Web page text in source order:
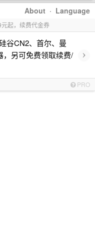
About · Language
起，续费代金券
谷CN2、首尔、曼
，另可免费领取续费/
›
PRO